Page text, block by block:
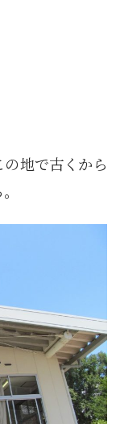
地で古くから